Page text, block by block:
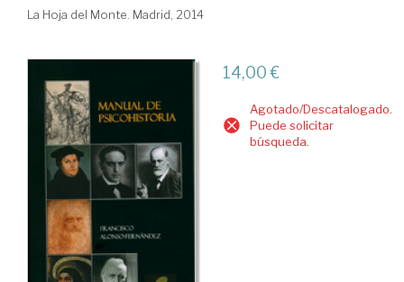
La Hoja del Monte. Madrid, 2014
14,00 €
Agotado/Descatalogado.
Puede solicitar
búsqueda.